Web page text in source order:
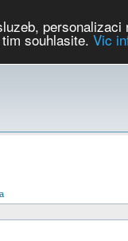
souhlasite. Vic